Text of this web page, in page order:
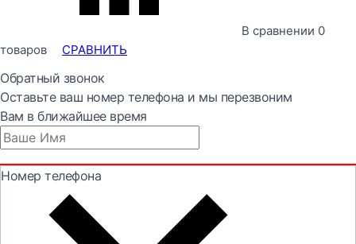
В сравнении 0
товаров
СРАВНИТЬ
Обратный звонок
Оставьте ваш номер телефона и мы перезвоним
Вам в ближайшее время
Номер телефона